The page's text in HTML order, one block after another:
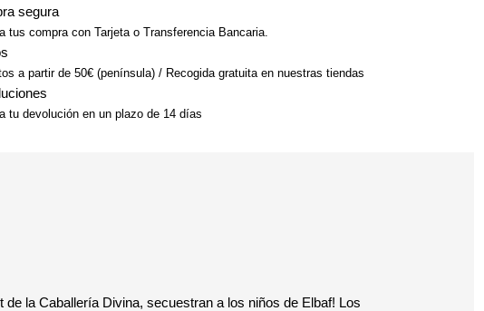
segura
tus compra con Tarjeta o Transferencia Bancaria.
a partir de 50€ (península) / Recogida gratuita en nuestras tiendas
tu devolución en un plazo de 14 días
la Caballería Divina, secuestran a los niños de Elbaf! Los